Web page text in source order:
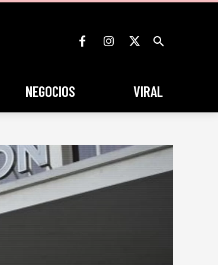
NEGOCIOS VIRAL